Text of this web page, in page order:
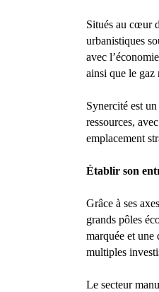
Situés au cœur
urbanistiques
avec
ainsi que le gaz
Synercité est
ressources,
emplacement
Établir son
Grâce à ses
grands pôles
marquée et
multiples
Le secteur